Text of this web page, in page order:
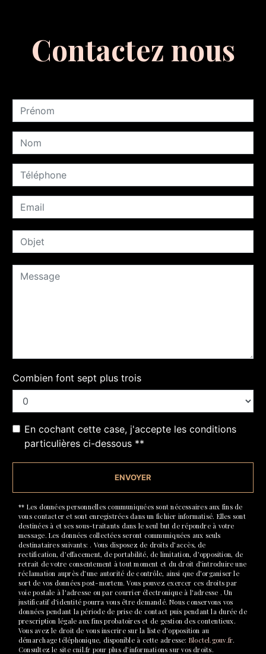
Contactez nous
Combien font sept plus trois
En cochant cette case, j'accepte les conditions
particulières ci-dessous **
ENVOYER
** Les données personnelles communiquées sont nécessaires aux fins de
vous contacter et sont enregistrées dans un fichier informatisé. Elles sont
destinées à et ses sous-traitants dans le seul but de répondre à votre
message. Les données collectées seront communiquées aux seuls
destinataires suivants: . Vous disposez de droits d’accès, de
rectification, d’effacement, de portabilité, de limitation, d’opposition, de
retrait de votre consentement à tout moment et du droit d’introduire une
réclamation auprès d’une autorité de contrôle, ainsi que d’organiser le
sort de vos données post-mortem. Vous pouvez exercer ces droits par
voie postale à l'adresse ou par courrier électronique à l'adresse . Un
justificatif d'identité pourra vous être demandé. Nous conservons vos
données pendant la période de prise de contact puis pendant la durée de
prescription légale aux fins probatoires et de gestion des contentieux.
Vous avez le droit de vous inscrire sur la liste d'opposition au
démarchage téléphonique, disponible à cette adresse: Bloctel.gouv.fr.
Consultez le site cnil.fr pour plus d’informations sur vos droits.